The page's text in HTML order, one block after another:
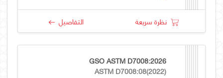
نظرة سريعة التفاصيل
GSO ASTM D7008:2026
ASTM D7008:08(2022)